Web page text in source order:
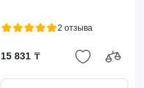
2 отзыва
15 831 ₸